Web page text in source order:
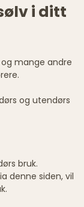
i ditt
mange andre
og utendørs
bruk.
denne siden, vil